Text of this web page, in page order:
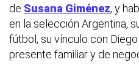
de Susana Giménez, y
en la selección Argentina,
fútbol, su vínculo con
presente familiar y de